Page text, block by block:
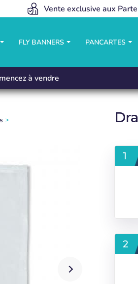
Vente exclusive aux
FLY BANNERS PANCARTES
à vendre